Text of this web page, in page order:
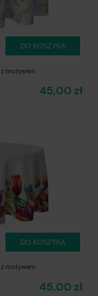
z motywem
45,00 zł
DO KOSZYKA
z motywem
45,00 zł
DO KOSZYKA